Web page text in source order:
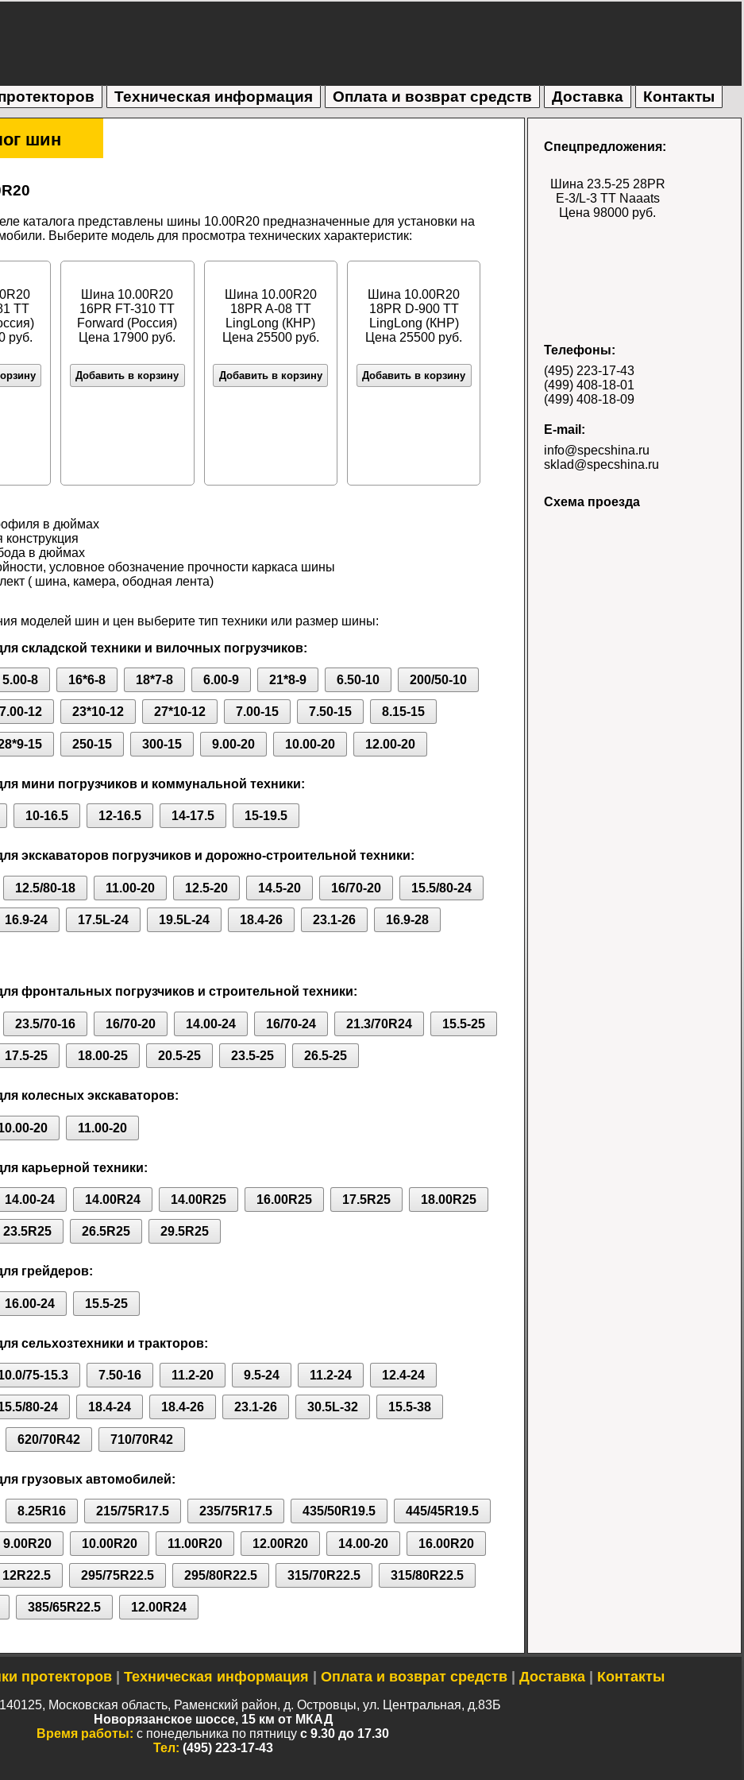
Техническая информация Оплата и возврат средств Доставка Контакты
шин
каталога представлены шины 10.00R20 предназначенные для установки на
Выберите модель для просмотра технических характеристик:
TT
руб.
Шина 10.00R20
16PR FT-310 TT
Forward (Россия)
Цена 17900 руб.
Добавить в корзину
Шина 10.00R20
18PR A-08 TT
LingLong (КНР)
Цена 25500 руб.
Добавить в корзину
Шина 10.00R20
18PR D-900 TT
LingLong (КНР)
Цена 25500 руб.
Добавить в корзину
в дюймах
в дюймах
условное обозначение прочности каркаса шины
( шина, камера, ободная лента)
моделей шин и цен выберите тип техники или размер шины:
складской техники и вилочных погрузчиков:
5.00-8 16*6-8 18*7-8 6.00-9 21*8-9 6.50-10 200/50-10
7.00-12 23*10-12 27*10-12 7.00-15 7.50-15 8.15-15
15 250-15 300-15 9.00-20 10.00-20 12.00-20
мини погрузчиков и коммунальной техники:
10-16.5 12-16.5 14-17.5 15-19.5
экскаваторов погрузчиков и дорожно-строительной техники:
12.5/80-18 11.00-20 12.5-20 14.5-20 16/70-20 15.5/80-24
16.9-24 17.5L-24 19.5L-24 18.4-26 23.1-26 16.9-28
фронтальных погрузчиков и строительной техники:
23.5/70-16 16/70-20 14.00-24 16/70-24 21.3/70R24 15.5-25
17.5-25 18.00-25 20.5-25 23.5-25 26.5-25
колесных экскаваторов:
20 11.00-20
карьерной техники:
14.00-24 14.00R24 14.00R25 16.00R25 17.5R25 18.00R25
23.5R25 26.5R25 29.5R25
грейдеров:
16.00-24 15.5-25
сельхозтехники и тракторов:
75-15.3 7.50-16 11.2-20 9.5-24 11.2-24 12.4-24
80-24 18.4-24 18.4-26 23.1-26 30.5L-32 15.5-38
620/70R42 710/70R42
грузовых автомобилей:
8.25R16 215/75R17.5 235/75R17.5 435/50R19.5 445/45R19.5
9.00R20 10.00R20 11.00R20 12.00R20 14.00-20 16.00R20
12R22.5 295/75R22.5 295/80R22.5 315/70R22.5 315/80R22.5
385/65R22.5 12.00R24
Спецпредложения:
Шина 23.5-25 28PR
E-3/L-3 TT Naaats
Цена 98000 руб.
Шина 17.5-25 28PR
E-3/L-3 TT Naaats
Цена 48000 руб.
Шина 18.4-26 12PR
Телефоны:
(495) 223-17-43
(499) 408-18-01
(499) 408-18-09
E-mail:
info@specshina.ru
sklad@specshina.ru
Схема проезда
протекторов| Техническая информация | Оплата и возврат средств| Доставка| Контакты
140125, Московская область, Раменский район, д. Островцы, ул. Центральная, д.83Б
Новорязанское шоссе, 15 км от МКАД
Время работы: с понедельника по пятницу с 9.30 до 17.30
Тел: (495) 223-17-43